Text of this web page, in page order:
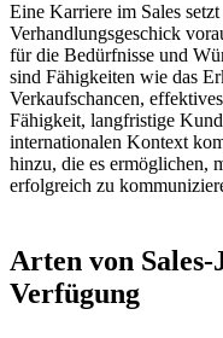
Eine Karriere im Sales
Verhandlungsgeschick
für die Bedürfnisse und
sind Fähigkeiten wie das
Verkaufschancen,
Fähigkeit, langfristige
internationalen Kontext
hinzu, die es ermöglichen,
erfolgreich zu
Arten von Sales-
Verfügung